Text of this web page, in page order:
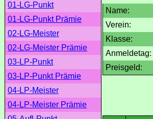
01-LG-Punkt
01-LG-Punkt Prämie
02-LG-Meister
02-LG-Meister Prämie
03-LP-Punkt
03-LP-Punkt Prämie
04-LP-Meister
04-LP-Meister Prämie
Name:
Verein:
Klasse:
Anmeldetag:
Preisgeld: